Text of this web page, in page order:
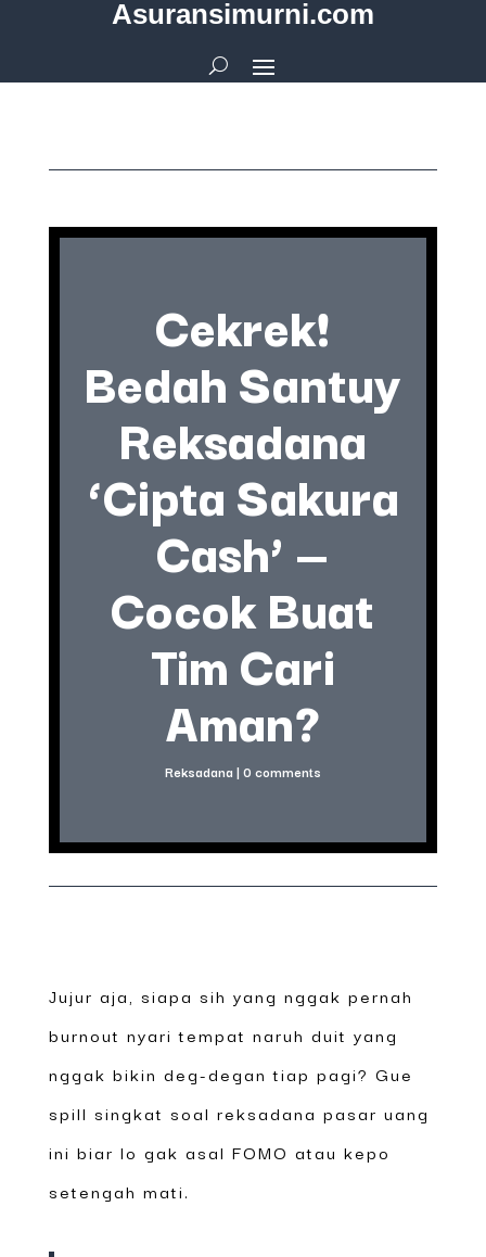
Asuransimurni.com
Cekrek!
Bedah Santuy
Reksadana
‘Cipta Sakura
Cash’ —
Cocok Buat
Tim Cari
Aman?
Reksadana | 0 comments
Jujur aja, siapa sih yang nggak pernah
burnout nyari tempat naruh duit yang
nggak bikin deg-degan tiap pagi? Gue
spill singkat soal reksadana pasar uang
ini biar lo gak asal FOMO atau kepo
setengah mati.